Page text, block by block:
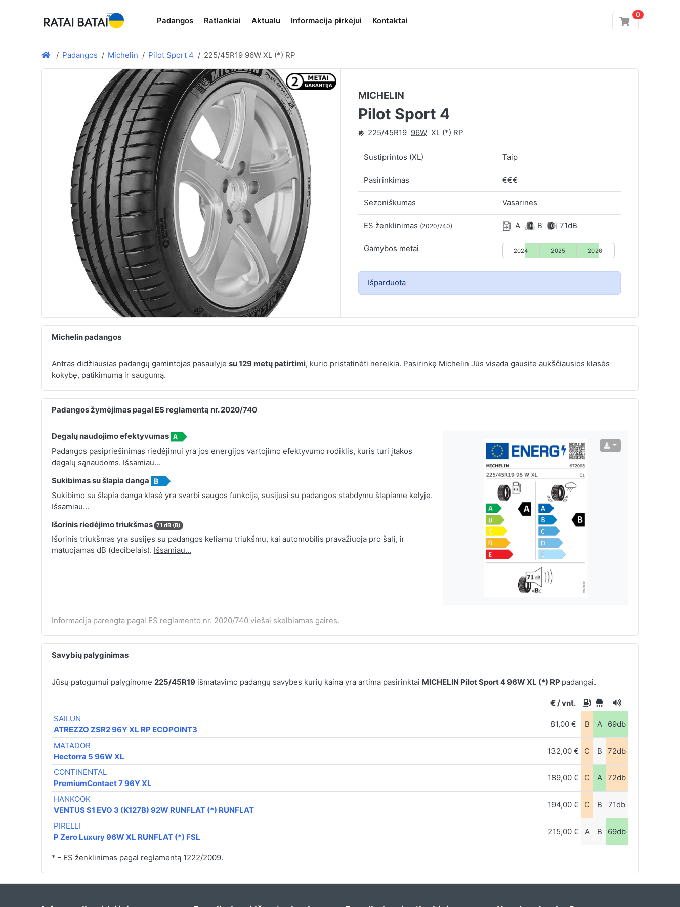
Padangos Ratlankiai Aktualu Informacija pirkėjui Kontaktai
0
Padangos Michelin Pilot Sport 4 225/45R19 96W XL (*) RP
MICHELIN
Pilot Sport 4
225/45R19 96W XL (*) RP
Sustiprintos (XL) Taip
Pasirinkimas €€€
Sezoniškumas Vasarinės
ES ženklinimas (2020/740) A B 71dB
Gamybos metai 2024 2025 2026
Išparduota
Michelin padangos
Antras didžiausias padangų gamintojas pasaulyje su 129 metų patirtimi, kurio pristatinėti nereikia. Pasirinkę Michelin Jūs visada gausite aukščiausios klasės
kokybę, patikimumą ir saugumą.
Padangos žymėjimas pagal ES reglamentą nr. 2020/740
Degalų naudojimo efektyvumas
Padangos pasipriešinimas riedėjimui yra jos energijos vartojimo efektyvumo rodiklis, kuris turi įtakos
degalų sąnaudoms. Išsamiau...
Sukibimas su šlapia danga
Sukibimo su šlapia danga klasė yra svarbi saugos funkcija, susijusi su padangos stabdymu šlapiame kelyje.
Išsamiau...
Išorinis riedėjimo triukšmas 71 dB (B)
Išorinis triukšmas yra susijęs su padangos keliamu triukšmu, kai automobilis pravažiuoja pro šalį, ir
matuojamas dB (decibelais). Išsamiau...
Informacija parengta pagal ES reglamento nr. 2020/740 viešai skelbiamas gaires.
Savybių palyginimas
Jūsų patogumui palyginome 225/45R19išmatavimo padangų savybes kurių kaina yra artima pasirinktai MICHELIN Pilot Sport 4 96W XL (*) RP padangai.
€ / vnt.
SAILUN
ATREZZO ZSR2 96Y XL RP ECOPOINT3
81,00 € B A 69db
MATADOR
Hectorra 5 96W XL
132,00 € C B 72db
CONTINENTAL
PremiumContact 7 96Y XL
189,00 € C A 72db
HANKOOK
VENTUS S1 EVO 3 (K127B) 92W RUNFLAT (*) RUNFLAT
194,00 € C B 71db
PIRELLI
P Zero Luxury 96W XL RUNFLAT (*) FSL
215,00 € A B 69db
* - ES ženklinimas pagal reglamentą 1222/2009.